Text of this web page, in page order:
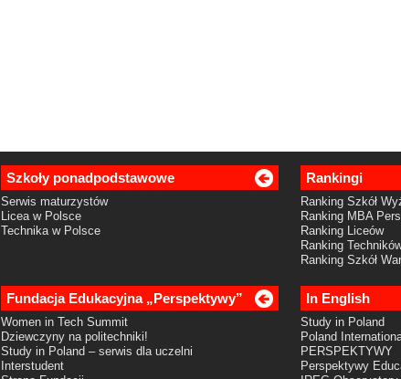
Szkoły ponadpodstawowe
Serwis maturzystów
Licea w Polsce
Technika w Polsce
Rankingi
Ranking Szkół
Ranking MBA
Ranking Liceów
Ranking
Ranking Szkół
Fundacja Edukacyjna „Perspektywy”
Women in Tech Summit
Dziewczyny na politechniki!
Study in Poland – serwis dla uczelni
Interstudent
In English
Study in Poland
Poland
PERSPEKTYWY
Perspektywy